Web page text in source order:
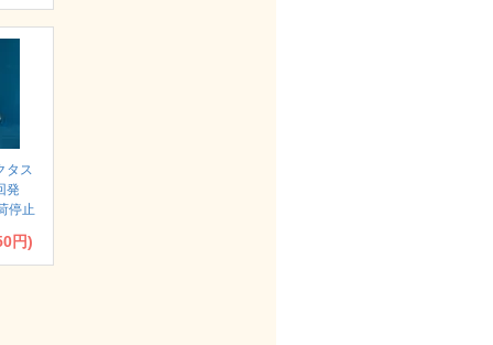
タス
発
停止
円)